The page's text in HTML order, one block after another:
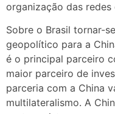
organização das
Sobre o Brasil tornar-
geopolítico para a
é o principal parceiro
maior parceiro de
parceria com a China
multilateralismo. A